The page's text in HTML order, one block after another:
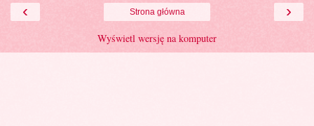
‹ ›
Strona główna
Wyświetl wersję na komputer